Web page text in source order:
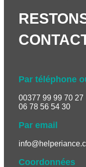
Par téléphone
00377 99 99 70 27
06 78 56 54 30
Par email
Coordonnées